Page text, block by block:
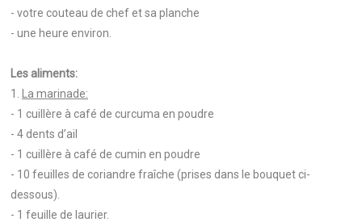
- votre couteau de chef et sa planche
- une heure environ.
Les aliments:
1.
La marinade:
- 1 cuillère à café de curcuma en poudre
- 4 dents d’ail
- 1 cuillère à café de cumin en poudre
- 10 feuilles de coriandre fraîche (prises dans le bouquet ci-
dessous).
- 1 feuille de laurier.